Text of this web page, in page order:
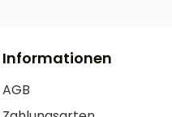
Informationen
AGB